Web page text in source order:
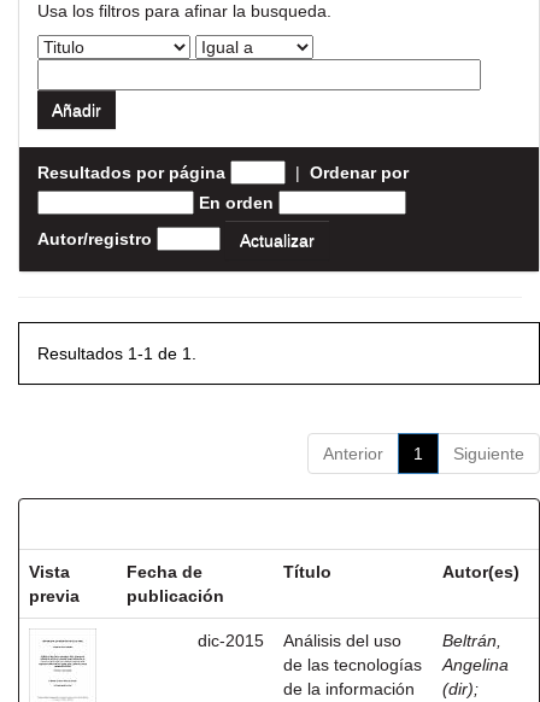
Usa los filtros para afinar la busqueda.
Resultados por página | Ordenar por
En orden
Autor/registro
Resultados 1-1 de 1.
Anterior 1 Siguiente
Vista
previa
Fecha de
publicación
Título Autor(es)
dic-2015
Análisis del uso
de las tecnologías
de la información
Beltrán,
Angelina
(dir);